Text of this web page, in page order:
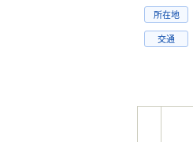
所在地
交通